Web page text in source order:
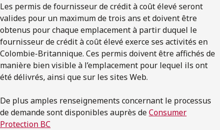
Les permis de fournisseur de crédit à coût élevé seront
valides pour un maximum de trois ans et doivent être
obtenus pour chaque emplacement à partir duquel le
fournisseur de crédit à coût élevé exerce ses activités en
Colombie-Britannique. Ces permis doivent être affichés de
manière bien visible à l’emplacement pour lequel ils ont
été délivrés, ainsi que sur les sites Web.
De plus amples renseignements concernant le processus
de demande sont disponibles auprès deConsumer
Protection BC